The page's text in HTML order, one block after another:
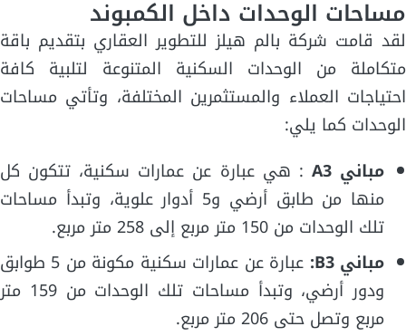
مساحات الوحدات داخل الكمبوند
لقد قامت شركة بالم هيلز للتطوير العقاري بتقديم باقة
متكاملة من الوحدات السكنية المتنوعة لتلبية كافة
احتياجات العملاء والمستثمرين المختلفة، وتأتي مساحات
الوحدات كما يلي:
مباني A3
: هي عبارة عن عمارات سكنية، تتكون كل
منها من طابق أرضي و5 أدوار علوية، وتبدأ مساحات
تلك الوحدات من 150 متر مربع إلى 258 متر مربع.
مباني B3:
عبارة عن عمارات سكنية مكونة من 5 طوابق
ودور أرضي، وتبدأ مساحات تلك الوحدات من 159 متر
مربع وتصل حتى 206 متر مربع.